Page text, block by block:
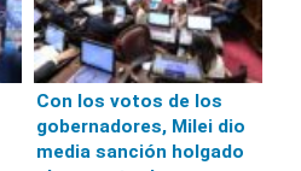
Con los votos de los
gobernadores, Milei dio
media sanción holgado